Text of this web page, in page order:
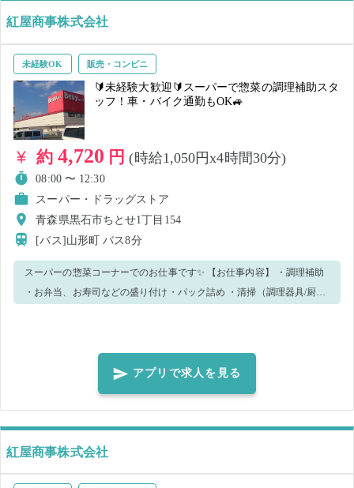
紅屋商事株式会社
未経験OK 販売・コンビニ
🔰未経験大歓迎🔰スーパーで惣菜の調理補助スタ
ッフ！車・バイク通勤もOK🚙
約 4,720 円(時給1,050円x4時間30分)
08:00 〜 12:30
スーパー・ドラッグストア
青森県黒石市ちとせ1丁目154
[バス]山形町バス8分
スーパーの惣菜コーナーでのお仕事です✨ 【お仕事内容】 ・調理補助
・お弁当、お寿司などの盛り付け・パック詰め ・清掃（調理器具/厨房
「不安な気持ちが分かるからこそ、丁寧にサポートします！」💪 👕 服
装について ✨ 制服貸与あり なので安心♪ こんな方大歓迎！ ✅ テキパキ
行動 できる方 🚀 ✅ 明るく挨拶 できる方 🌞 ✅ 清潔感のある身なり を
心がけられる方 👔 ✅指示やお願いに素直に行動できる方！
アプリで求人を見る
紅屋商事株式会社